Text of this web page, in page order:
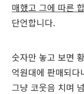
매했고 그에 따른
단언합니다.
숫자만 놓고 보면
억원대에 판매되
그냥 코웃음 치며